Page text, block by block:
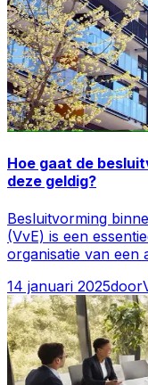
Hoe gaat de
deze geldig?
Besluitvorming
(VvE) is een
organisatie van een
14 januari 2025door